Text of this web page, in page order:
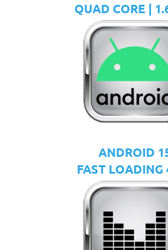
QUAD CORE |
ANDROID
FAST LOADING